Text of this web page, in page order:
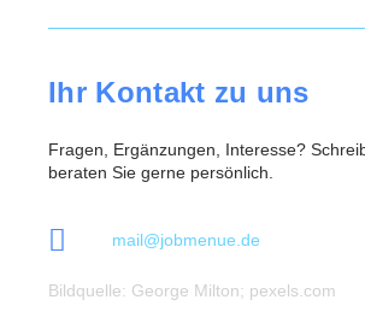
Ihr Kontakt zu uns
Fragen, Ergänzungen, Interesse?
beraten Sie gerne persönlich.
mail@jobmenue.de
Bildquelle: George Milton; pexels.com